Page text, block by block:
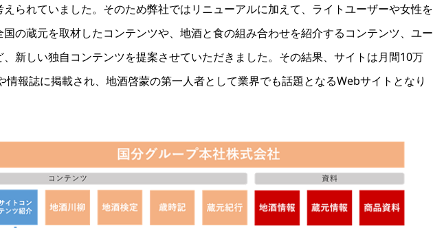
えられていました。そのため弊社ではリニューアルに加えて、ライトユーザーや女性を
の蔵元を取材したコンテンツや、地酒と食の組み合わせを紹介するコンテンツ、ユー
新しい独自コンテンツを提案させていただきました。その結果、サイトは月間10万
情報誌に掲載され、地酒啓蒙の第一人者として業界でも話題となるWebサイトとなり